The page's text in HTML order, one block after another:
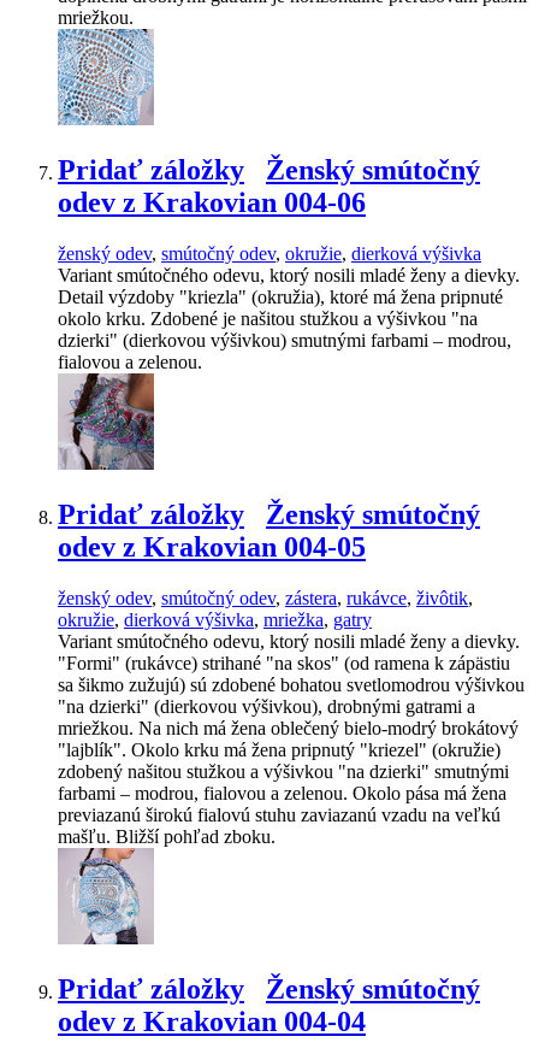
mriežkou.
Pridať záložky
Ženský smútočný
odev z Krakovian 004-06
ženský odev, smútočný odev, okružie, dierková výšivka
Variant smútočného odevu, ktorý nosili mladé ženy a dievky.
Detail výzdoby "kriezla" (okružia), ktoré má žena pripnuté
okolo krku. Zdobené je našitou stužkou a výšivkou "na
dzierki" (dierkovou výšivkou) smutnými farbami – modrou,
fialovou a zelenou.
Pridať záložky
Ženský smútočný
odev z Krakovian 004-05
ženský odev, smútočný odev, zástera, rukávce, živôtik,
okružie, dierková výšivka, mriežka, gatry
Variant smútočného odevu, ktorý nosili mladé ženy a dievky.
"Formi" (rukávce) strihané "na skos" (od ramena k zápästiu
sa šikmo zužujú) sú zdobené bohatou svetlomodrou výšivkou
"na dzierki" (dierkovou výšivkou), drobnými gatrami a
mriežkou. Na nich má žena oblečený bielo-modrý brokátový
"lajblík". Okolo krku má žena pripnutý "kriezel" (okružie)
zdobený našitou stužkou a výšivkou "na dzierki" smutnými
farbami – modrou, fialovou a zelenou. Okolo pása má žena
previazanú širokú fialovú stuhu zaviazanú vzadu na veľkú
mašľu. Bližší pohľad zboku.
Pridať záložky
Ženský smútočný
odev z Krakovian 004-04